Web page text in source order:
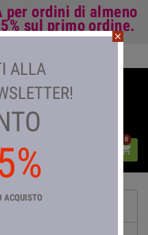
per ordini di almeno
sul primo ordine.

0
close
ALLA
ACQUISTO